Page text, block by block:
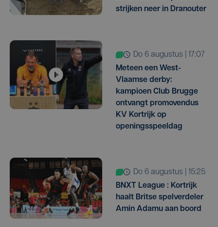
strijken neer in Dranouter
do 6 augustus | 17:07
Meteen een West-
Vlaamse derby:
kampioen Club Brugge
ontvangt promovendus
KV Kortrijk op
openingsspeeldag
do 6 augustus | 15:25
BNXT League : Kortrijk
haalt Britse spelverdeler
Amin Adamu aan boord